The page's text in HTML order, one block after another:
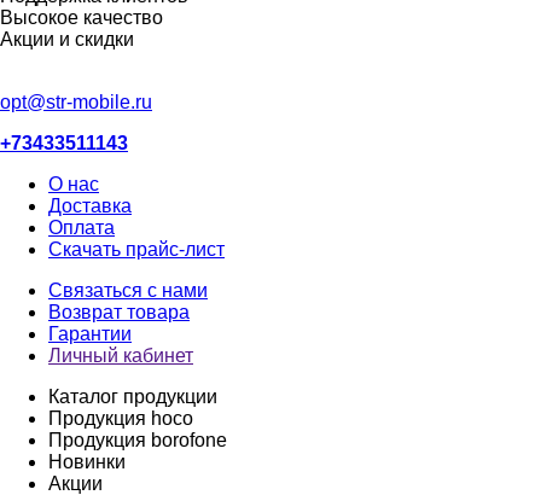
Высокое качество
Акции и скидки
opt@str-mobile.ru
+73433511143
О нас
Доставка
Оплата
Скачать прайс-лист
Связаться с нами
Возврат товара
Гарантии
Личный кабинет
Каталог продукции
Продукция hoco
Продукция borofone
Новинки
Акции